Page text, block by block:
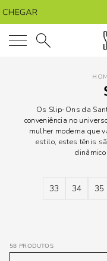
O que você está
Os Slip-Ons da
conveniência no
mulher moderna que
estilo, estes tênis
33 34 35
58 PRODUTOS